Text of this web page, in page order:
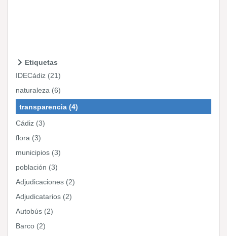
Etiquetas
IDECádiz (21)
naturaleza (6)
transparencia (4)
Cádiz (3)
flora (3)
municipios (3)
población (3)
Adjudicaciones (2)
Adjudicatarios (2)
Autobús (2)
Barco (2)